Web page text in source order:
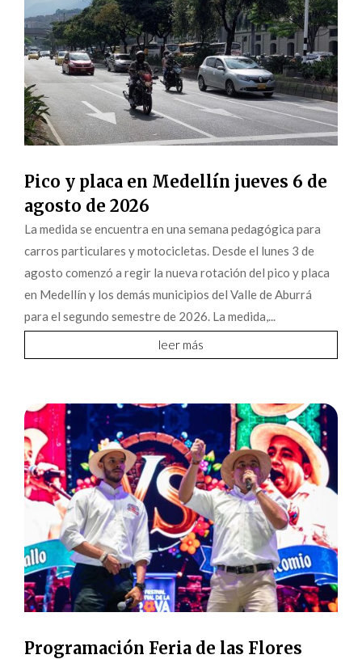
Pico y placa en Medellín jueves 6 de
agosto de 2026
La medida se encuentra en una semana pedagógica para
carros particulares y motocicletas. Desde el lunes 3 de
agosto comenzó a regir la nueva rotación del pico y placa
en Medellín y los demás municipios del Valle de Aburrá
para el segundo semestre de 2026. La medida,...
leer más
Programación Feria de las Flores